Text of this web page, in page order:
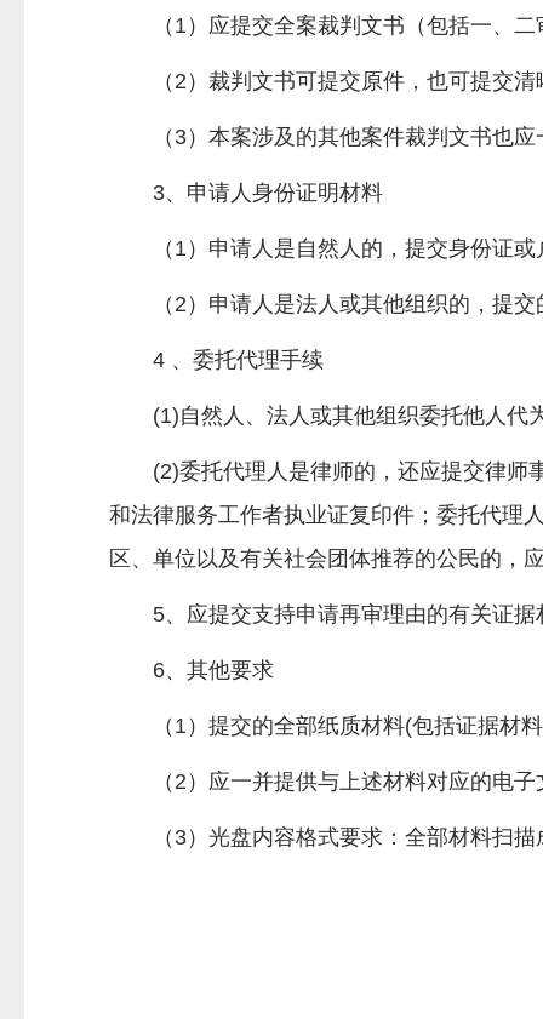
（1）应提交全案裁判文书（包括一、
（2）裁判文书可提交原件，也可提交
（3）本案涉及的其他案件裁判文书也
3、申请人身份证明材料
（1）申请人是自然人的，提交身份证
（2）申请人是法人或其他组织的，提
4 、委托代理手续
(1)自然人、法人或其他组织委托他人代
(2)委托代理人是律师的，还应提交律师
和法律服务工作者执业证复印件；委托代理
区、单位以及有关社会团体推荐的公民的，
5、应提交支持申请再审理由的有关证据
6、其他要求
（1）提交的全部纸质材料(包括证据材
（2）应一并提供与上述材料对应的电
（3）光盘内容格式要求：全部材料扫